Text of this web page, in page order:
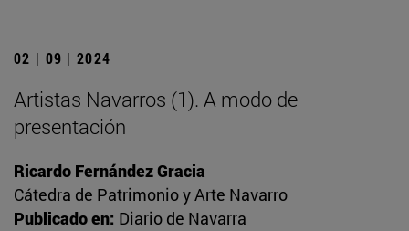
02 | 09 | 2024
Artistas Navarros (1). A modo de
presentación
Ricardo Fernández Gracia
Cátedra de Patrimonio y Arte Navarro
Publicado en: Diario de Navarra